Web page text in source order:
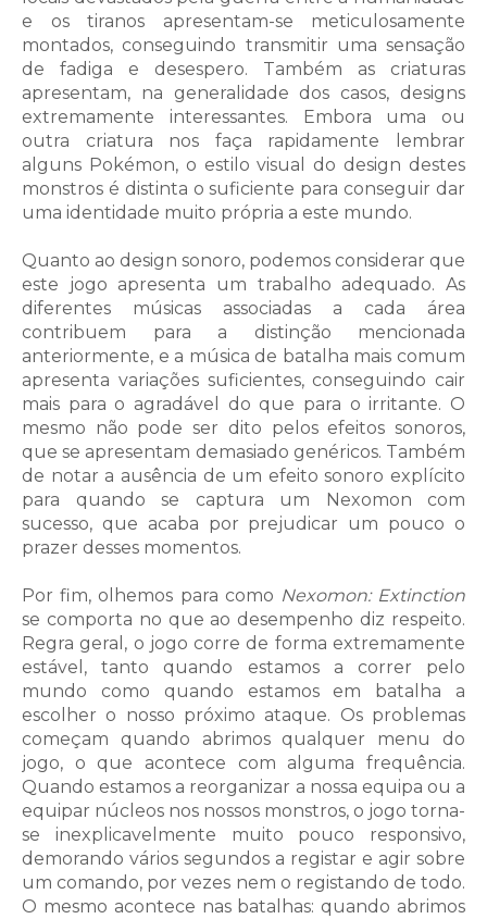
e os tiranos apresentam-se meticulosamente
montados, conseguindo transmitir uma sensação
de fadiga e desespero. Também as criaturas
apresentam, na generalidade dos casos, designs
extremamente interessantes. Embora uma ou
outra criatura nos faça rapidamente lembrar
alguns Pokémon, o estilo visual do design destes
monstros é distinta o suficiente para conseguir dar
uma identidade muito própria a este mundo.
Quanto ao design sonoro, podemos considerar que
este jogo apresenta um trabalho adequado. As
diferentes músicas associadas a cada área
contribuem para a distinção mencionada
anteriormente, e a música de batalha mais comum
apresenta variações suficientes, conseguindo cair
mais para o agradável do que para o irritante. O
mesmo não pode ser dito pelos efeitos sonoros,
que se apresentam demasiado genéricos. Também
de notar a ausência de um efeito sonoro explícito
para quando se captura um Nexomon com
sucesso, que acaba por prejudicar um pouco o
prazer desses momentos.
Por fim, olhemos para como Nexomon: Extinction
se comporta no que ao desempenho diz respeito.
Regra geral, o jogo corre de forma extremamente
estável, tanto quando estamos a correr pelo
mundo como quando estamos em batalha a
escolher o nosso próximo ataque. Os problemas
começam quando abrimos qualquer menu do
jogo, o que acontece com alguma frequência.
Quando estamos a reorganizar a nossa equipa ou a
equipar núcleos nos nossos monstros, o jogo torna-
se inexplicavelmente muito pouco responsivo,
demorando vários segundos a registar e agir sobre
um comando, por vezes nem o registando de todo.
O mesmo acontece nas batalhas: quando abrimos